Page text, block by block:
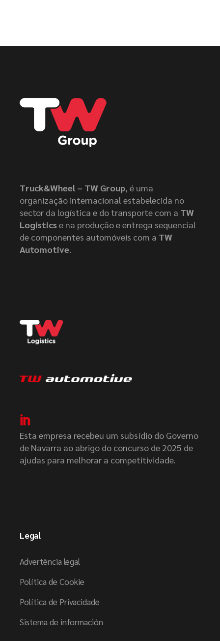
Truck&Wheel – TW Group, é uma
organização internacional estabelecida no
sector da logística e do transporte com a TW
Logisticse na produção e entrega sequencial
de componentes automóveis com a TW
Automotive.
Esta empresa recebeu um subsídio do Governo
de Navarra ao abrigo do concurso de 2025 de
ajudas para melhorar a competitividade.
Legal
Advertência legal
Política de Cookie
Política de Privacidade
Sistema de información